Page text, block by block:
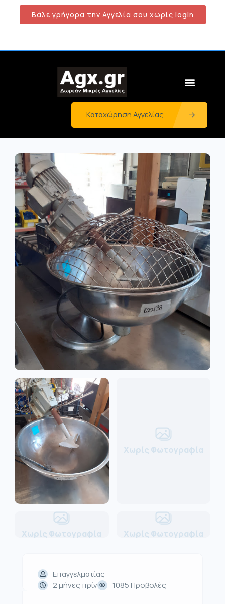
Βάλε γρήγορα την Αγγελία σου χωρίς login
Καταχώρηση Αγγελίας
Χωρίς Φωτογραφία
Χωρίς Φωτογραφία Χωρίς Φωτογραφία
Επαγγελματίας
2 μήνες πρίν
1085 Προβολές